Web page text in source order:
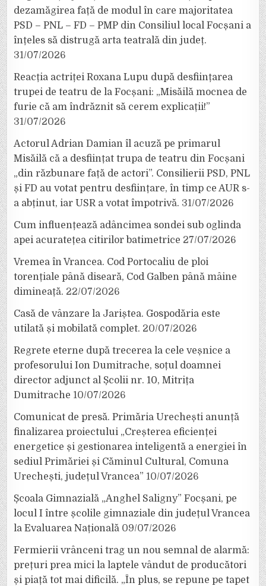
dezamăgirea față de modul în care majoritatea
PSD – PNL – FD – PMP din Consiliul local Focșani a
înțeles să distrugă arta teatrală din județ.
31/07/2026
Reacția actriței Roxana Lupu după desființarea
trupei de teatru de la Focșani: „Misăilă mocnea de
furie că am îndrăznit să cerem explicații!”
31/07/2026
Actorul Adrian Damian îl acuză pe primarul
Misăilă că a desființat trupa de teatru din Focșani
„din răzbunare față de actori”. Consilierii PSD, PNL
și FD au votat pentru desființare, în timp ce AUR s-
a abținut, iar USR a votat împotrivă. 31/07/2026
Cum influențează adâncimea sondei sub oglinda
apei acuratețea citirilor batimetrice 27/07/2026
Vremea în Vrancea. Cod Portocaliu de ploi
torențiale până diseară, Cod Galben până mâine
dimineață. 22/07/2026
Casă de vânzare la Jariștea. Gospodăria este
utilată și mobilată complet. 20/07/2026
Regrete eterne după trecerea la cele veșnice a
profesorului Ion Dumitrache, soțul doamnei
director adjunct al Școlii nr. 10, Mitrița
Dumitrache 10/07/2026
Comunicat de presă. Primăria Urechești anunță
finalizarea proiectului „Creșterea eficienței
energetice și gestionarea inteligentă a energiei în
sediul Primăriei și Căminul Cultural, Comuna
Urechești, județul Vrancea” 10/07/2026
Școala Gimnazială „Anghel Saligny” Focșani, pe
locul I între școlile gimnaziale din județul Vrancea
la Evaluarea Națională 09/07/2026
Fermierii vrânceni trag un nou semnal de alarmă:
prețuri prea mici la laptele vândut de producători
și piață tot mai dificilă. „În plus, se repune pe tapet